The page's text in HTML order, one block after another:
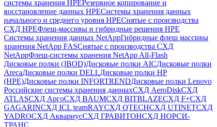
системы хранения HPEРезервное копирование и
восстановление данных HPEСистемы хранения данных
начального и среднего уровня HPEСнятые с производства
СХД HPEФлеш-массивы и гибридные решения HPE
Cистемы хранения данных NetAppГибридные флеш массивы
хранения NetApp FASСнятые с производства СХД
NetAppФлеш-системы хранения NetApp All-Flash
Дисковые полки (JBOD)Дисковые полки AICДисковые полки
ArecaДисковые полки DELLДисковые полки HP
(HPE)Дисковые полки INFORTRENDДисковые полки Lenovo
Российские системы хранения данныхСХД AeroDiskСХД
ATLASСХД AргоСХД BAUMСХД BITBLAZEСХД F+СХД
GAGARINСХД ICL teamRAYСХД QTECHСХД UTINETСХД
YADROСХД АквариусСХД ГРАВИТОНСХД НОРСИ-
ТРАНС